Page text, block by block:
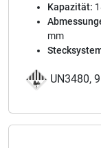
Kapazität:
mm
UN3480, 9